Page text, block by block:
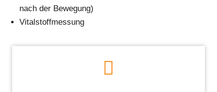
nach der Bewegung)
Vitalstoffmessung